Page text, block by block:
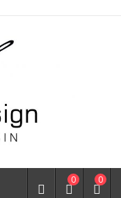
0 0